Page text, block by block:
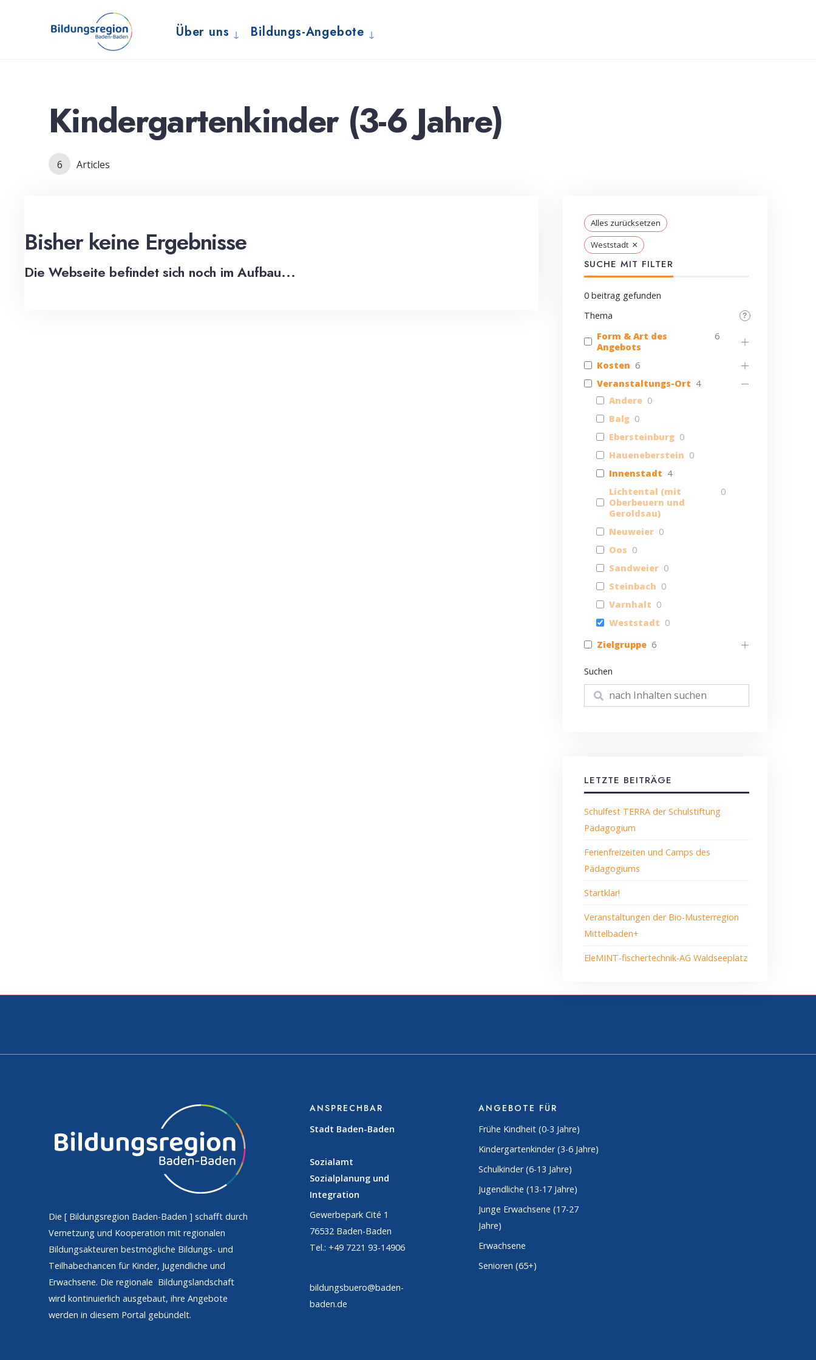
Über uns Bildungs-Angebote
Kindergartenkinder (3-6 Jahre)
6 Articles
Bisher keine Ergebnisse
Die Webseite befindet sich noch im Aufbau...
Alles zurücksetzen
Weststadt ×
SUCHE MIT FILTER
0beitrag gefunden
Thema
Form & Art des
Angebots
6
Kosten 6
Veranstaltungs-Ort 4
Andere 0
Balg 0
Ebersteinburg 0
Haueneberstein 0
Innenstadt 4
Lichtental (mit
Oberbeuern und
Geroldsau)
0
Neuweier 0
Oos 0
Sandweier 0
Steinbach 0
Varnhalt 0
Weststadt 0
Zielgruppe 6
Suchen
Suchen
LETZTE BEITRÄGE
Schulfest TERRA der Schulstiftung
Pädagogium
Ferienfreizeiten und Camps des
Pädagogiums
Startklar!
Veranstaltungen der Bio-Musterregion
Mittelbaden+
EleMINT-fischertechnik-AG Waldseeplatz
Die [ Bildungsregion Baden-Baden ] schafft durch
Vernetzung und Kooperation mit regionalen
Bildungsakteuren bestmögliche Bildungs- und
Teilhabechancen für Kinder, Jugendliche und
Erwachsene. Die regionale Bildungslandschaft
wird kontinuierlich ausgebaut, ihre Angebote
werden in diesem Portal gebündelt.
ANSPRECHBAR
Stadt Baden-Baden
Sozialamt
Sozialplanung und
Integration
Gewerbepark Cité 1
76532 Baden-Baden
Tel.: +49 7221 93-14906
bildungsbuero@baden-
baden.de
ANGEBOTE FÜR
Frühe Kindheit (0-3 Jahre)
Kindergartenkinder (3-6 Jahre)
Schulkinder (6-13 Jahre)
Jugendliche (13-17 Jahre)
Junge Erwachsene (17-27
Jahre)
Erwachsene
Senioren (65+)